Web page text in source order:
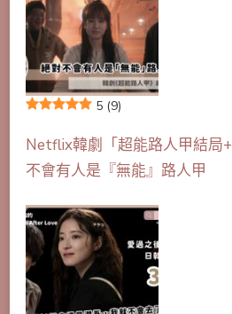
5 (9)
Netflix韓劇「超能路人甲結局
不會有人是『無能』路人甲